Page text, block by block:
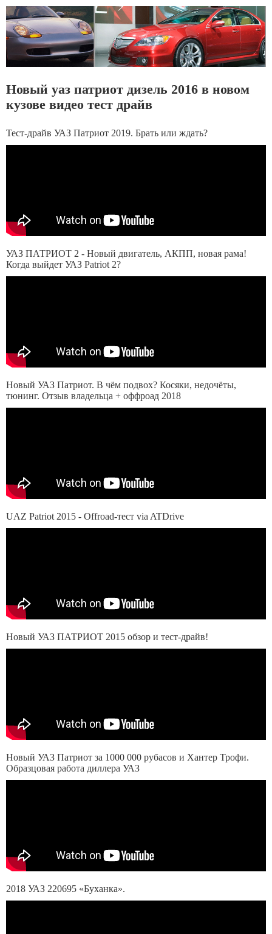
Новый уаз патриот дизель 2016 в новом
кузове видео тест драйв
Тест-драйв УАЗ Патриот 2019. Брать или ждать?
УАЗ ПАТРИОТ 2 - Новый двигатель, АКПП, новая рама!
Когда выйдет УАЗ Patriot 2?
Новый УАЗ Патриот. В чём подвох? Косяки, недочёты,
тюнинг. Отзыв владельца + оффроад 2018
UAZ Patriot 2015 - Offroad-тест via ATDrive
Новый УАЗ ПАТРИОТ 2015 обзор и тест-драйв!
Новый УАЗ Патриот за 1000 000 рубасов и Хантер Трофи.
Образцовая работа диллера УАЗ
2018 УАЗ 220695 «Буханка».